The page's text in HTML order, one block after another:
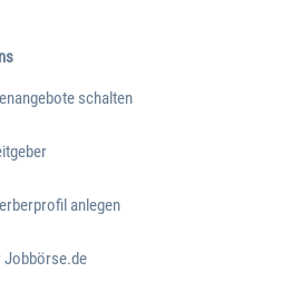
schalten
anlegen
Jobbörse.de